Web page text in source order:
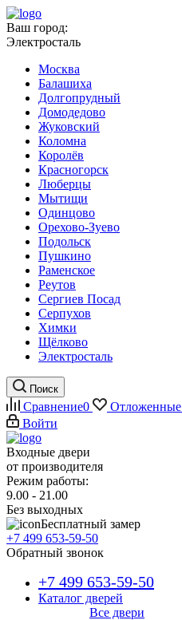
Ваш город:
Электросталь
Москва
Балашиха
Долгопрудный
Домодедово
Жуковский
Коломна
Королёв
Красногорск
Люберцы
Мытищи
Одинцово
Орехово-Зуево
Подольск
Пушкино
Раменское
Реутов
Сергиев Посад
Серпухов
Химки
Щёлково
Электросталь
Поиск
Сравнение0 Отложенные
Войти
Входные двери
от производителя
Режим работы:
9.00 - 21.00
Без выходных
Бесплатный замер
+7 499 653-59-50
Обратный звонок
+7 499 653-59-50
Каталог дверей
Все двери